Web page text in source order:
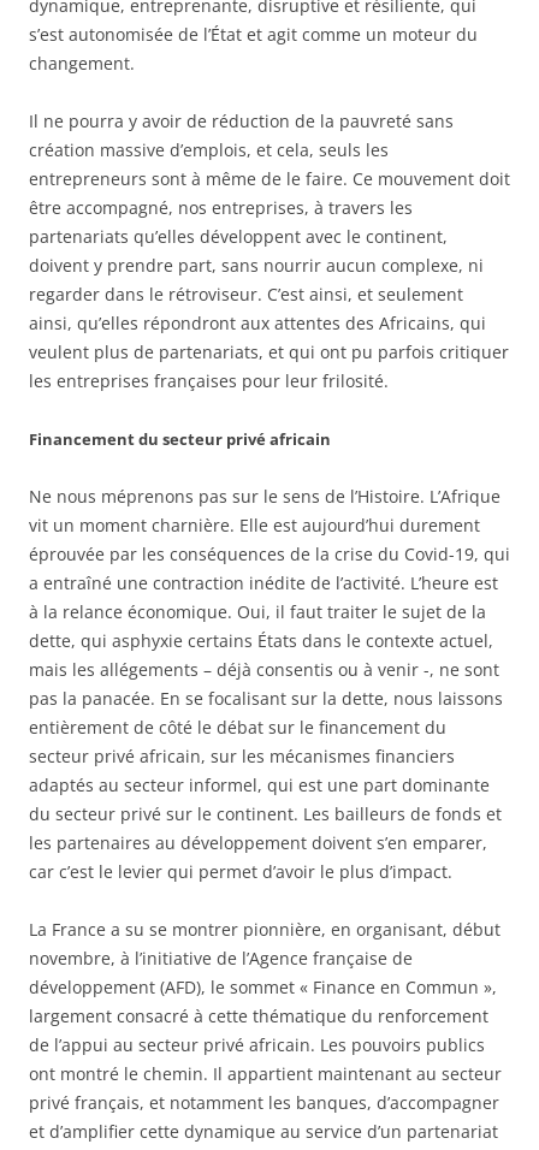
dynamique, entreprenante, disruptive et résiliente, qui
s’est autonomisée de l’État et agit comme un moteur du
changement.
Il ne pourra y avoir de réduction de la pauvreté sans
création massive d’emplois, et cela, seuls les
entrepreneurs sont à même de le faire. Ce mouvement doit
être accompagné, nos entreprises, à travers les
partenariats qu’elles développent avec le continent,
doivent y prendre part, sans nourrir aucun complexe, ni
regarder dans le rétroviseur. C’est ainsi, et seulement
ainsi, qu’elles répondront aux attentes des Africains, qui
veulent plus de partenariats, et qui ont pu parfois critiquer
les entreprises françaises pour leur frilosité.
Financement du secteur privé africain
Ne nous méprenons pas sur le sens de l’Histoire. L’Afrique
vit un moment charnière. Elle est aujourd’hui durement
éprouvée par les conséquences de la crise du Covid-19, qui
a entraîné une contraction inédite de l’activité. L’heure est
à la relance économique. Oui, il faut traiter le sujet de la
dette, qui asphyxie certains États dans le contexte actuel,
mais les allégements – déjà consentis ou à venir -, ne sont
pas la panacée. En se focalisant sur la dette, nous laissons
entièrement de côté le débat sur le financement du
secteur privé africain, sur les mécanismes financiers
adaptés au secteur informel, qui est une part dominante
du secteur privé sur le continent. Les bailleurs de fonds et
les partenaires au développement doivent s’en emparer,
car c’est le levier qui permet d’avoir le plus d’impact.
La France a su se montrer pionnière, en organisant, début
novembre, à l’initiative de l’Agence française de
développement (AFD), le sommet « Finance en Commun »,
largement consacré à cette thématique du renforcement
de l’appui au secteur privé africain. Les pouvoirs publics
ont montré le chemin. Il appartient maintenant au secteur
privé français, et notamment les banques, d’accompagner
et d’amplifier cette dynamique au service d’un partenariat